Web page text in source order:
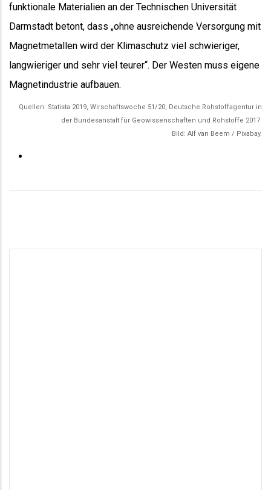
funktionale Materialien an der Technischen Universität
Darmstadt betont, dass „ohne ausreichende Versorgung mit
Magnetmetallen wird der Klimaschutz viel schwieriger,
langwieriger und sehr viel teurer“. Der Westen muss eigene
Magnetindustrie aufbauen.
Quellen: Statista 2019, Wirschaftswoche 51/20, Deutsche Rohstoffagentur in
der Bundesanstalt für Geowissenschaften und Rohstoffe 2017.
Bild: Alf van Beem / Pixabay.